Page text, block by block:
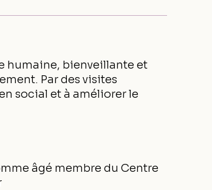
humaine, bienveillante et
Par des visites
social et à améliorer le
âgé membre du Centre